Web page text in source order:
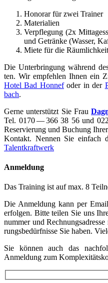
Hono­rar für zwei Trainer
Mate­ria­li­en
Ver­pfle­gung (2x
und Geträn­ke (Was­ser,
Mie­te für die
Die Unter­brin­gung wäh­rend
ten. Wir emp­feh­len Ihnen ein
Hotel Bad Hon­nefoder in der
bach.
Ger­ne unter­stützt Sie Frau
Tel. 0170 — 366 38 56 und
Reser­vie­rung und Buchung
Kon­takt. Nen­nen Sie ein­fach
Tal­ent­kraft­werk
Anmel­dung
Das Trai­ning ist auf max. 8
Die Anmel­dung kann per
erfol­gen. Bit­te tei­len Sie uns
num­mer und
rungs­be­dürf­nis­se Sie haben.
Sie kön­nen auch das
Anmel­dung zum